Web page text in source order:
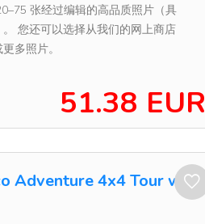
张经过编辑的高品质照片（具
您还可以选择从我们的网上商店
多照片。
51.38 EUR
Adventure 4x4 Tour with